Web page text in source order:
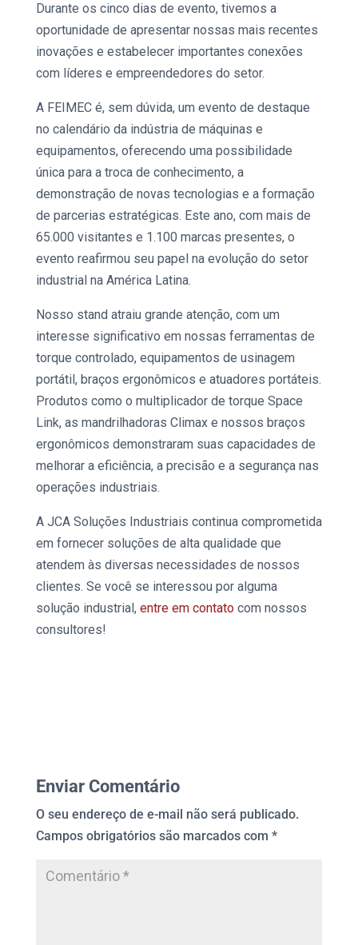
Durante os cinco dias de evento, tivemos a
oportunidade de apresentar nossas mais recentes
inovações e estabelecer importantes conexões
com líderes e empreendedores do setor.
A FEIMEC é, sem dúvida, um evento de destaque
no calendário da indústria de máquinas e
equipamentos, oferecendo uma possibilidade
única para a troca de conhecimento, a
demonstração de novas tecnologias e a formação
de parcerias estratégicas. Este ano, com mais de
65.000 visitantes e 1.100 marcas presentes, o
evento reafirmou seu papel na evolução do setor
industrial na América Latina.
Nosso stand atraiu grande atenção, com um
interesse significativo em nossas ferramentas de
torque controlado, equipamentos de usinagem
portátil, braços ergonômicos e atuadores portáteis.
Produtos como o multiplicador de torque Space
Link, as mandrilhadoras Climax e nossos braços
ergonômicos demonstraram suas capacidades de
melhorar a eficiência, a precisão e a segurança nas
operações industriais.
A JCA Soluções Industriais continua comprometida
em fornecer soluções de alta qualidade que
atendem às diversas necessidades de nossos
clientes. Se você se interessou por alguma
solução industrial , entre em contatocom nossos
consultores!
Enviar Comentário
O seu endereço de e-mail não será publicado.
Campos obrigatórios são marcados com *